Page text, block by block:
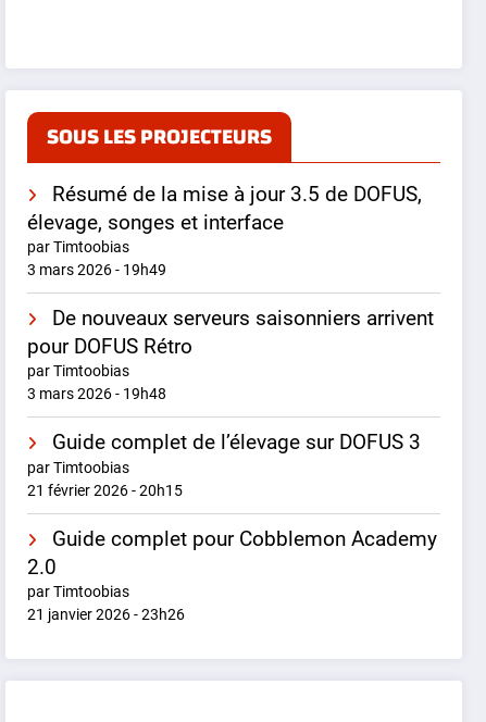
SOUS LES PROJECTEURS
Résumé de la mise à jour 3.5 de DOFUS,
élevage, songes et interface
par Timtoobias
3 mars 2026 - 19h49
De nouveaux serveurs saisonniers arrivent
pour DOFUS Rétro
par Timtoobias
3 mars 2026 - 19h48
Guide complet de l’élevage sur DOFUS 3
par Timtoobias
21 février 2026 - 20h15
Guide complet pour Cobblemon Academy
2.0
par Timtoobias
21 janvier 2026 - 23h26